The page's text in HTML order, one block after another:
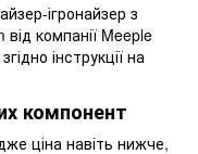
ігронайзер з
компанії Meeple
інструкції на
компонент
ціна навіть нижче,